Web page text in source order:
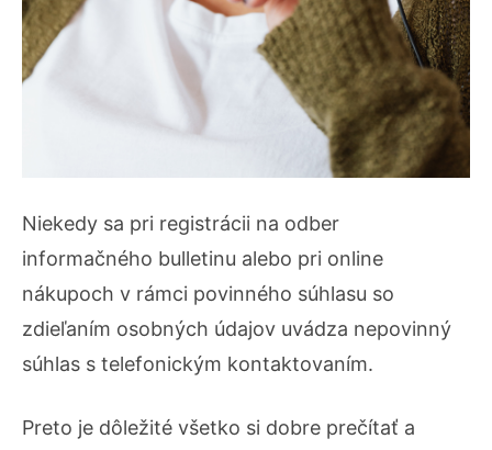
Niekedy sa pri registrácii na odber
informačného bulletinu alebo pri online
nákupoch v rámci povinného súhlasu so
zdieľaním osobných údajov uvádza nepovinný
súhlas s telefonickým kontaktovaním.
Preto je dôležité všetko si dobre prečítať a